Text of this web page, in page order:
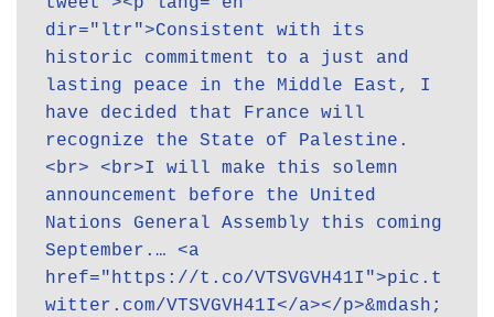
dir="ltr">Consistent with its
historic commitment to a just and
lasting peace in the Middle East, I
have decided that France will
recognize the State of Palestine.
<br> <br>I will make this solemn
announcement before the United
Nations General Assembly this coming
September.… <a
href="https://t.co/VTSVGVH41I">pic.t
witter.com/VTSVGVH41I</a></p>&mdash;